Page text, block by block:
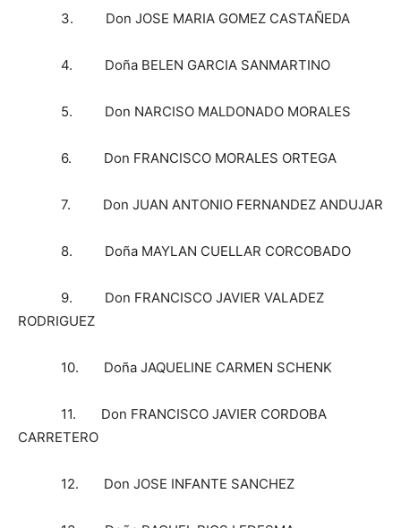
3. Don JOSE MARIA GOMEZ CASTAÑEDA
4. Doña BELEN GARCIA SANMARTINO
5. Don NARCISO MALDONADO MORALES
6. Don FRANCISCO MORALES ORTEGA
7. Don JUAN ANTONIO FERNANDEZ ANDUJAR
8. Doña MAYLAN CUELLAR CORCOBADO
9. Don FRANCISCO JAVIER VALADEZ
RODRIGUEZ
10. Doña JAQUELINE CARMEN SCHENK
11. Don FRANCISCO JAVIER CORDOBA
CARRETERO
12. Don JOSE INFANTE SANCHEZ